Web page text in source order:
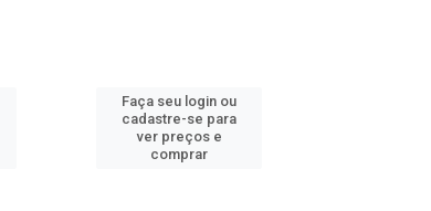
Faça seu login ou
cadastre-se para
ver preços e
comprar